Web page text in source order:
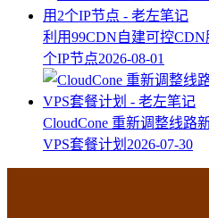
利用99CDN自建可控
个IP节点2026-08-01
CloudCone 重新调整线路
VPS套餐计划 2026-07-30